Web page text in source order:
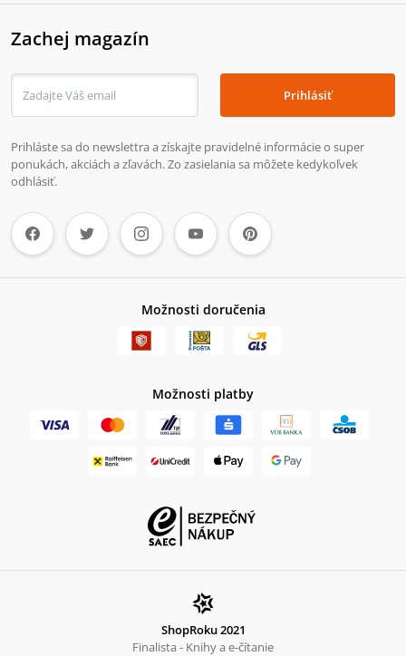
Zachej magazín
Prihlásiť
Prihláste sa do newslettra a získajte pravidelné informácie o super
ponukách, akciách a zľavách. Zo zasielania sa môžete kedykoľvek
odhlásiť.
Možnosti doručenia
Možnosti platby
ShopRoku 2021
Finalista - Knihy a e-čítanie